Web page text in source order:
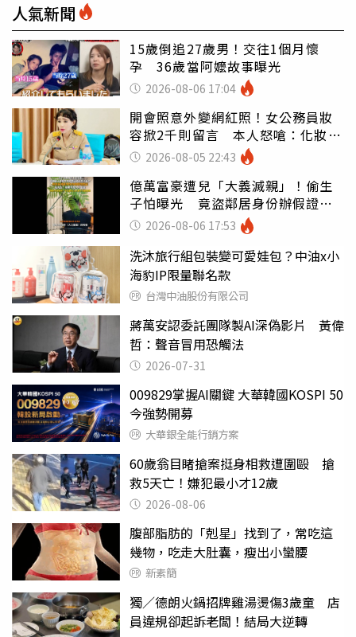
人氣新聞
15歲倒追27歲男！交往1個月懷
孕 36歲當阿嬤故事曝光
2026-08-06 17:04
開會照意外變網紅照！女公務員妝
容掀2千則留言 本人怒嗆：化妝有
錯嗎2026-08-05 22:43
億萬富豪遭兒「大義滅親」！偷生
子怕曝光 竟盜鄰居身份辦假證落
戶 2026-08-06 17:53
洗沐旅行組包裝變可愛娃包？中油x小
海豹IP限量聯名款
台灣中油股份有限公司
蔣萬安認委託團隊製AI深偽影片 黃偉
哲：聲音冒用恐觸法
2026-07-31
009829掌握AI關鍵 大華韓國KOSPI 50
今強勢開募
大華銀全能行銷方案
60歲翁目睹搶案挺身相救遭圍毆 搶
救5天亡！嫌犯最小才12歲
2026-08-06
腹部脂肪的「剋星」找到了，常吃這
幾物，吃走大肚囊，瘦出小蠻腰
新素簡
獨／德朗火鍋招牌雞湯燙傷3歲童 店
員違規卻起訴老闆！結局大逆轉